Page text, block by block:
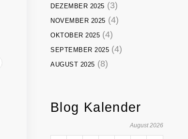
DEZEMBER 2025 (3)
NOVEMBER 2025 (4)
OKTOBER 2025 (4)
SEPTEMBER 2025 (4)
AUGUST 2025 (8)
Blog Kalender
August 2026